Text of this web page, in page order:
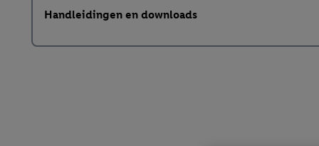
Handleidingen en downloads